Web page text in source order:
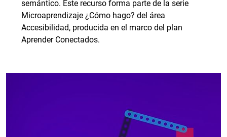
semántico. Este recurso forma parte de la serie
Microaprendizaje ¿Cómo hago? del área
Accesibilidad, producida en el marco del plan
Aprender Conectados.